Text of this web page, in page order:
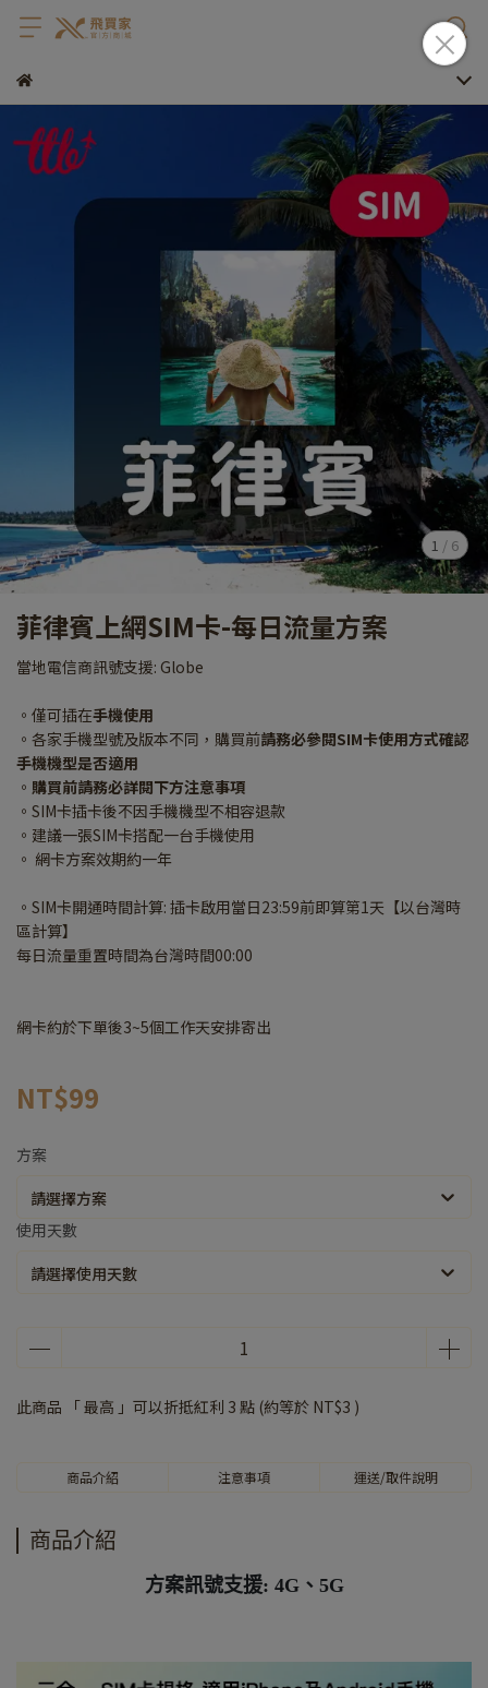
1 / 6
菲律賓上網SIM卡-每日流量方案
當地電信商訊號支援: Globe
。僅可插在手機使用
。各家手機型號及版本不同，購買前請務必參閱SIM卡使用方式確認
手機機型是否適用
。 購買前請務必詳閱下方注意事項
。SIM卡插卡後不因手機機型不相容退款
。建議一張SIM卡搭配一台手機使用
。 網卡方案效期約一年
。SIM卡開通時間計算: 插卡啟用當日23:59前即算第1天【以台灣時
區計算】
每日流量重置時間為台灣時間00:00
網卡約於下單後3~5個工作天安排寄出
NT$99
方案
請選擇方案
使用天數
請選擇使用天數
此商品 「 最高 」可以折抵紅利 3 點 (約等於 NT$3 )
商品介紹 注意事項 運送/取件說明
商品介紹
方案訊號支援: 4G、5G